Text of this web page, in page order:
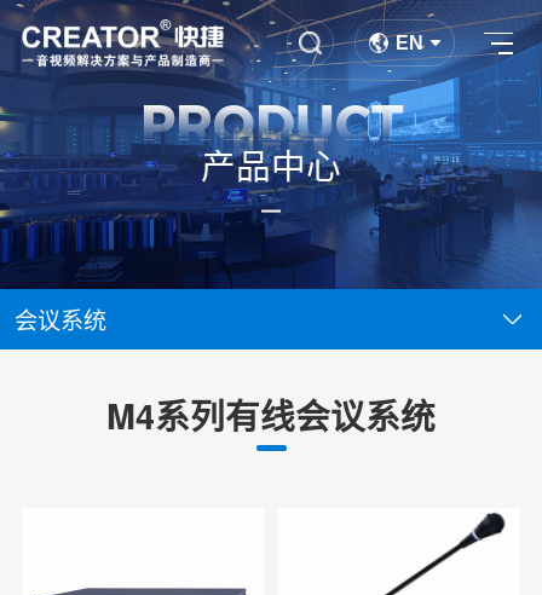
EN
PRODUCT
产品中心
会议系统
M4系列有线会议系统